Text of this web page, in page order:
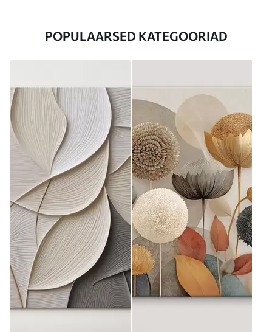
POPULAARSED KATEGOORIAD